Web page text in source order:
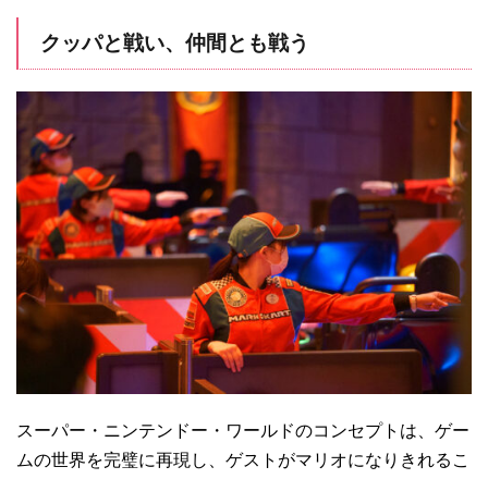
クッパと戦い、仲間とも戦う
スーパー・ニンテンドー・ワールドのコンセプトは、ゲー
ムの世界を完璧に再現し、ゲストがマリオになりきれるこ